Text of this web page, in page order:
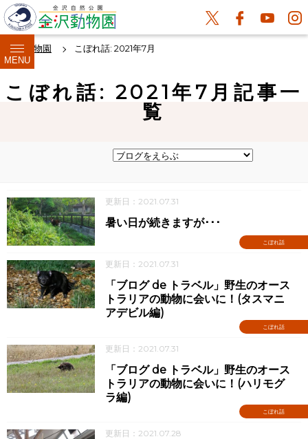
MENU
金沢動物園 こぼれ話: 2021年7月
こぼれ話: 2021年7月記事一
覧
更新日：2021.07.31
こぼれ話
暑い日が続きますが･･･
更新日：2021.07.31
こぼれ話
「ブログ de トラベル」野生のオース
トラリアの動物に会いに！(タスマニ
アデビル編)
更新日：2021.07.31
こぼれ話
「ブログ de トラベル」野生のオース
トラリアの動物に会いに！(ハリモグ
ラ編)
更新日：2021.07.28